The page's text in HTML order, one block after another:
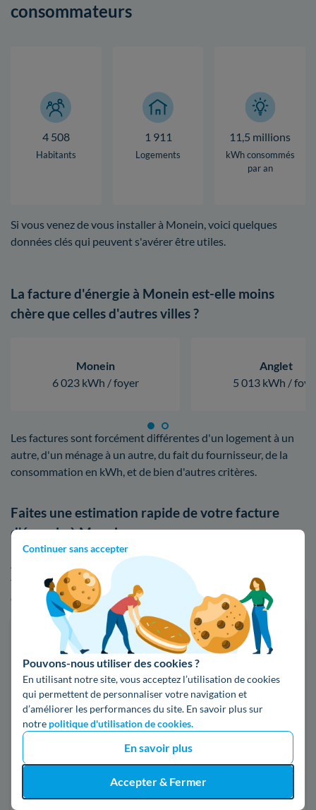
Continuer sans accepter
Pouvons-nous utiliser des cookies ?
En utilisant notre site, vous acceptez l’utilisation de cookies
qui permettent de personnaliser votre navigation et
d’améliorer les performances du site. En savoir plus sur
notre politique d'utilisation de cookies.
En savoir plus
Accepter & Fermer
consommateurs
4 508
Habitants
1 911
Logements
11,5 millions
kWh consommés
par an
Si vous venez de vous installer à Monein, voici quelques
données clés qui peuvent s'avérer être utiles.
La facture d'énergie à Monein est-elle moins
chère que celles d'autres villes ?
Monein
6 023 kWh / foyer
Anglet
5 013 kWh /
Les factures sont forcément différentes d'un logement à un
autre, d'un ménage à un autre, du fait du fournisseur, de la
consommation en kWh, et de bien d'autres critères.
Faites une estimation rapide de votre facture
d'énergie à Monein
Afin de visualiser les écarts de tarifs entre EDF et les autres
fournisseurs d'énergie, n'hésitez pas à comparer les offres
d'électricité ou de gaz :
Faites des économies sur vos factures d'énergie
Je compare
Électricité
Code postal